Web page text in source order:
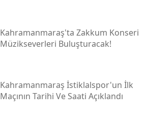
Kahramanmaraş'ta Zakkum Konseri
Müzikseverleri Buluşturacak!
Kahramanmaraş İstiklalspor'un İlk
Maçının Tarihi Ve Saati Açıklandı